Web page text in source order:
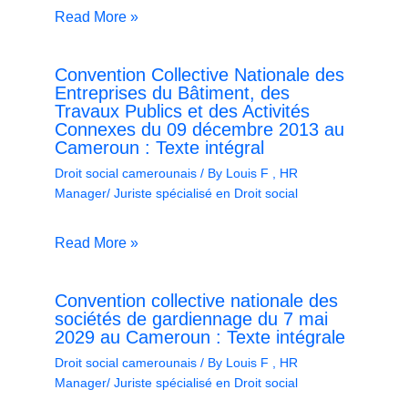
Read More »
Convention Collective Nationale des
Entreprises du Bâtiment, des
Travaux Publics et des Activités
Connexes du 09 décembre 2013 au
Cameroun : Texte intégral
Droit social camerounais / By Louis F , HR
Manager/ Juriste spécialisé en Droit social
Read More »
Convention collective nationale des
sociétés de gardiennage du 7 mai
2029 au Cameroun : Texte intégrale
Droit social camerounais / By Louis F , HR
Manager/ Juriste spécialisé en Droit social